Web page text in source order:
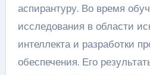
аспирантуру. Во время
исследования в области
интеллекта и разработки
обеспечения. Его